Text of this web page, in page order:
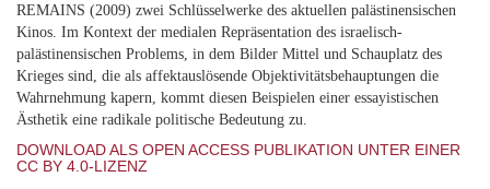
REMAINS (2009) zwei Schlüsselwerke des aktuellen palästinensischen
Kinos. Im Kontext der medialen Repräsentation des israelisch-
palästinensischen Problems, in dem Bilder Mittel und Schauplatz des
Krieges sind, die als affektauslösende Objektivitätsbehauptungen die
Wahrnehmung kapern, kommt diesen Beispielen einer essayistischen
Ästhetik eine radikale politische Bedeutung zu.
DOWNLOAD ALS OPEN ACCESS PUBLIKATION UNTER EINER
CC BY 4.0-LIZENZ